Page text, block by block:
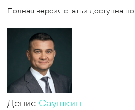
Полная версия статьи доступна по
Денис Саушкин